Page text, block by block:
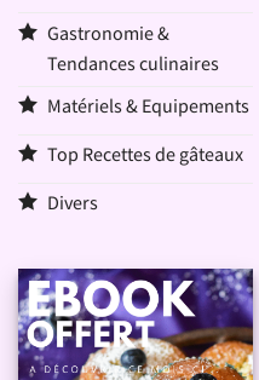
Gastronomie &
Tendances culinaires
Matériels & Equipements
Top Recettes de gâteaux
Divers